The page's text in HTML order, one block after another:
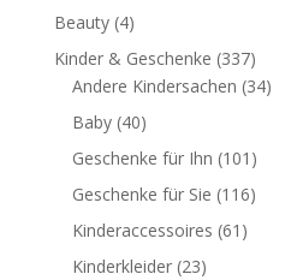
Beauty (4)
Kinder & Geschenke (337)
Andere Kindersachen (34)
Baby (40)
Geschenke für Ihn (101)
Geschenke für Sie (116)
Kinderaccessoires (61)
Kinderkleider (23)